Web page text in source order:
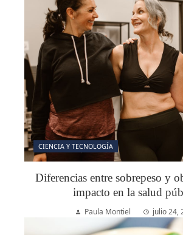
CIENCIA Y TECNOLOGÍA
Diferencias entre sobrepeso y
impacto en la salud
Paula Montiel julio 24,